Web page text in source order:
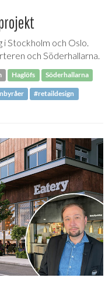
Stockholm och Oslo.
och Söderhallarna.
Haglöfs Söderhallarna
#retaildesign